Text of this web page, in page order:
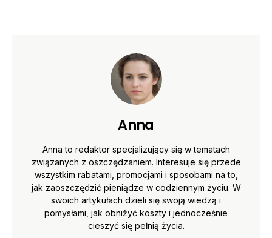
Anna
Anna to redaktor specjalizujący się w tematach
związanych z oszczędzaniem. Interesuje się przede
wszystkim rabatami, promocjami i sposobami na to,
jak zaoszczędzić pieniądze w codziennym życiu. W
swoich artykułach dzieli się swoją wiedzą i
pomysłami, jak obniżyć koszty i jednocześnie
cieszyć się pełnią życia.